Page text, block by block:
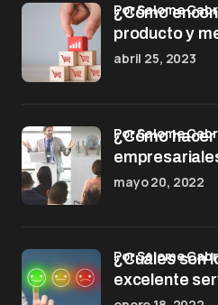
¿Cómo
producto y
por Salome
abril 25, 2023
¿Cómo
por Salome
mayo 20, 2022
¿Cuáles son
excelente
por Salome